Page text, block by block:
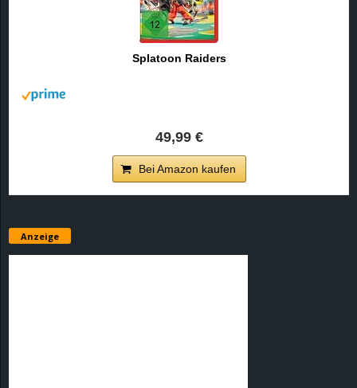
Splatoon Raiders
49,99 €
Bei Amazon kaufen
Anzeige